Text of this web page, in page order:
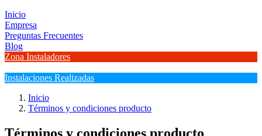
Inicio
Empresa
Preguntas Frecuentes
Blog
Zona Instaladores
Instalaciones Realizadas
Inicio
Términos y condiciones producto
Términos y condiciones producto